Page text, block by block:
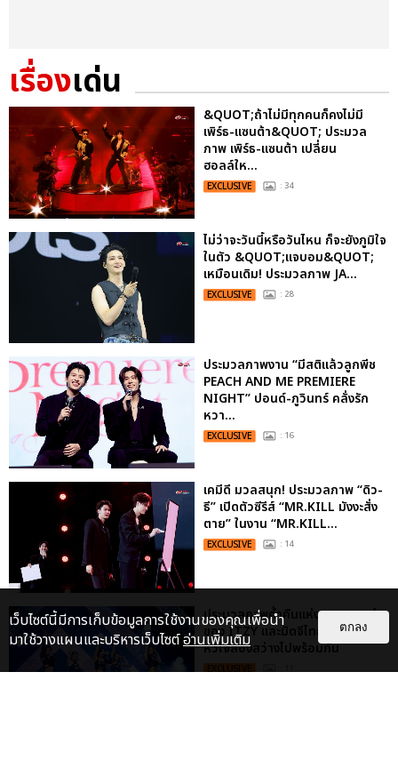
เรื่องเด่น
&QUOT;ถ้าไม่มีทุกคนก็คงไม่มี
เพิร์ธ-แซนต้า&QUOT; ประมวล
ภาพ เพิร์ธ-แซนต้า เปลี่ยน
ฮอลล์ให...
EXCLUSIVE : 34
ไม่ว่าจะวันนี้หรือวันไหน ก็จะยังภูมิใจ
ในตัว &QUOT;แจบอม&QUOT;
เหมือนเดิม! ประมวลภาพ JA...
EXCLUSIVE : 28
ประมวลภาพงาน “มีสติแล้วลูกพีช
PEACH AND ME PREMIERE
NIGHT” ปอนด์-ภูวินทร์ คลั่งรัก
หวา...
EXCLUSIVE : 16
เคมีดี มวลสนุก! ประมวลภาพ “ดิว-
ธี” เปิดตัวซีรีส์ “MR.KILL มังงะสั่ง
ตาย” ในงาน “MR.KILL...
EXCLUSIVE : 14
ประมวลภาพค่ำคืนแห่งความทรงจำ
ของ ITZY และมิดจีไทย ในวันที่
หัวใจส่องสว่างไปพร้อมกัน
EXCLUSIVE : 11
เว็บไซต์นี้มีการเก็บข้อมูลการใช้งานของคุณเพื่อนำ
มาใช้วางแผนและบริหารเว็บไซต์อ่านเพิ่มเติม
ตกลง